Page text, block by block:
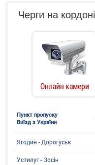
Черги на кордоні
Онлайн камери
Пункт пропуску
Виїзд з України
Ягодин - Дорогуськ
Устилуг - Зосін